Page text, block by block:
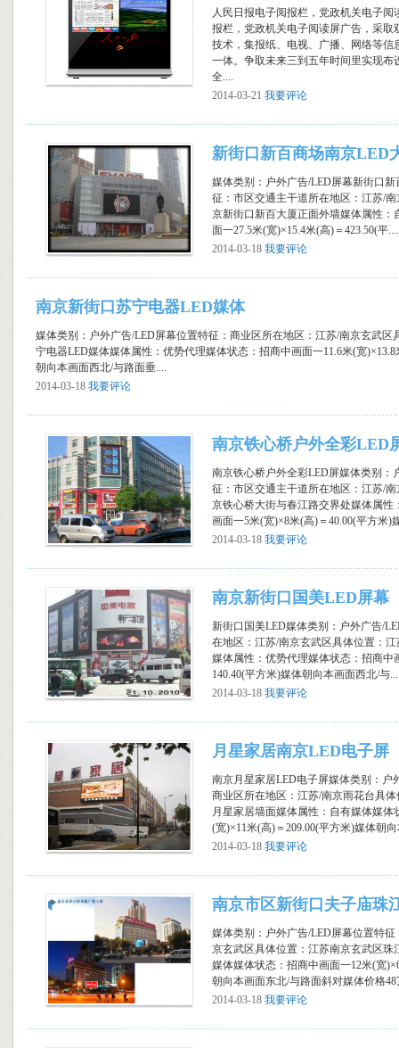
人民日报电子阅报栏，党政机关电子
报栏，党政机关电子阅读屏广告，采取
技术，集报纸、电视、广播、网络等信
一体。争取未来三到五年时间里实现布
全....
2014-03-21 我要评论
新街口新百商场南京LED
媒体类别：户外广告/LED屏幕新街口
征：市区交通主干道所在地区：江苏/
京新街口新百大厦正面外墙媒体属性：
面一27.5米(宽)×15.4米(高)＝423.50(平....
2014-03-18 我要评论
南京新街口苏宁电器LED媒体
媒体类别：户外广告/LED屏幕位置特征：商业区所在地区：江苏/南京玄武区
宁电器LED媒体媒体属性：优势代理媒体状态：招商中画面一11.6米(宽
朝向本画面西北/与路面垂....
2014-03-18 我要评论
南京铁心桥户外全彩LED
南京铁心桥户外全彩LED屏媒体类别：
征：市区交通主干道所在地区：江苏/
京铁心桥大街与春江路交界处媒体属性
画面一5米(宽)×8米(高)＝40.00(平方米)
2014-03-18 我要评论
南京新街口国美LED屏幕
新街口国美LED媒体类别：户外广告/
在地区：江苏/南京玄武区具体位置：
媒体属性：优势代理媒体状态：招商中
140.40(平方米)媒体朝向本画面西北/与
2014-03-18 我要评论
月星家居南京LED电子屏
南京月星家居LED电子屏媒体类别：户
商业区所在地区：江苏/南京雨花台具
月星家居墙面媒体属性：自有媒体媒体
(宽)×11米(高)＝209.00(平方米)媒体朝
2014-03-18 我要评论
南京市区新街口夫子庙珠
媒体类别：户外广告/LED屏幕位置特
京玄武区具体位置：江苏南京玄武区珠
媒体媒体状态：招商中画面一12米(宽
朝向本画面东北/与路面斜对媒体价格48
2014-03-18 我要评论